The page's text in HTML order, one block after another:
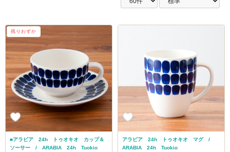
■アラビア 24h トゥオキオ カップ＆
ソーサー / ARABIA 24h Tuokio
残りわずか
アラビア 24h トゥオキオ マグ /
ARABIA 24h Tuokio